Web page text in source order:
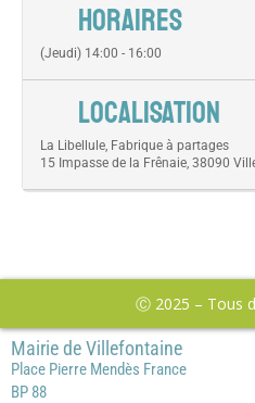
HORAIRES
(Jeudi) 14:00 - 16:00
LOCALISATION
La Libellule, Fabrique à partages
15 Impasse de la Frênaie, 38090
Ⓒ 2025 – Tous
Mairie de Villefontaine
Place Pierre Mendès France
BP 88